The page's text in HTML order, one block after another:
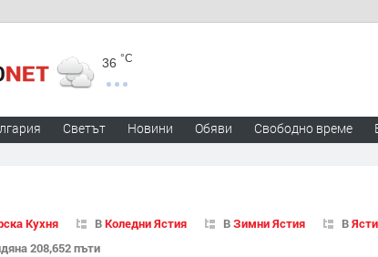
36 °C
Светът Новини Обяви Свободно време
Кухня ВКоледни Ястия ВЗимни Ястия В
208,652 пъти